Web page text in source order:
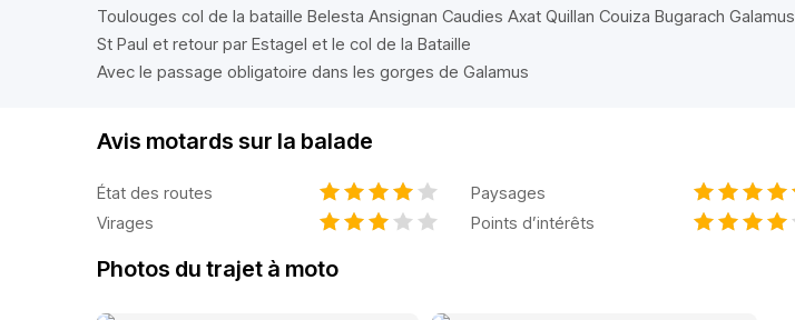
Toulouges col de la bataille Belesta Ansignan Caudies Axat Quillan Couiza Bugarach Galamus
St Paul et retour par Estagel et le col de la Bataille
Avec le passage obligatoire dans les gorges de Galamus
Avis motards sur la balade
État des routes
Paysages
Virages
Points d’intérêts
Photos du trajet à moto